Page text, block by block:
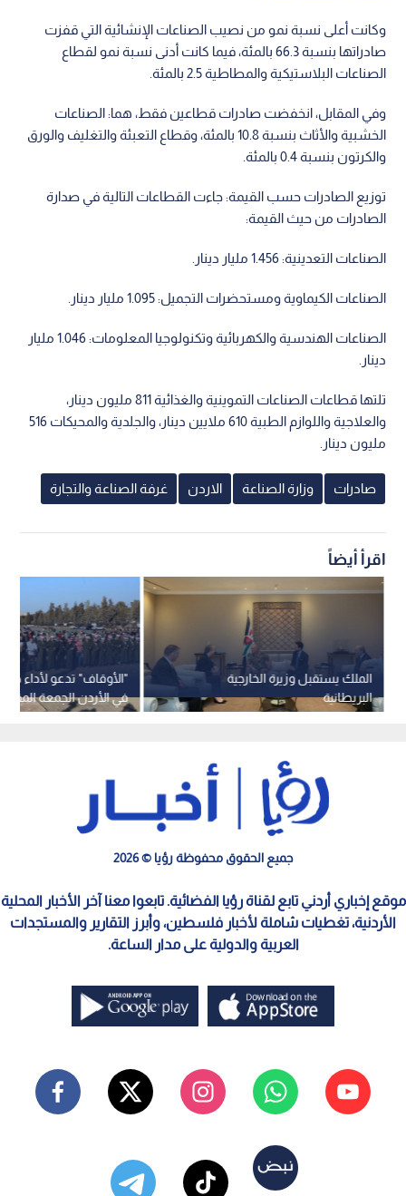
وكانت أعلى نسبة نمو من نصيب الصناعات الإنشائية التي قفزت
صادراتها بنسبة 66.3 بالمئة، فيما كانت أدنى نسبة نمو لقطاع
الصناعات البلاستيكية والمطاطية 2.5 بالمئة.
وفي المقابل، انخفضت صادرات قطاعين فقط، هما: الصناعات
الخشبية والأثاث بنسبة 10.8 بالمئة، وقطاع التعبئة والتغليف والورق
والكرتون بنسبة 0.4 بالمئة.
توزيع الصادرات حسب القيمة: جاءت القطاعات التالية في صدارة
الصادرات من حيث القيمة:
الصناعات التعدينية: 1.456 مليار دينار.
الصناعات الكيماوية ومستحضرات التجميل: 1.095 مليار دينار.
الصناعات الهندسية والكهربائية وتكنولوجيا المعلومات: 1.046 مليار
دينار.
تلتها قطاعات الصناعات التموينية والغذائية 811 مليون دينار،
والعلاجية واللوازم الطبية 610 ملايين دينار، والجلدية والمحيكات 516
مليون دينار.
صادرات وزارة الصناعة الاردن غرفة الصناعة والتجارة
اقرأ أيضاً
"الأوقاف" تدعو لأداء
في الأردن الجمعة المقبلة
الملك يستقبل وزيرة الخارجية
البريطانية
جميع الحقوق محفوظة رؤيا © 2026
موقع إخباري أردني تابع لقناة رؤيا الفضائية. تابعوا معنا آخر الأخبار المحلية
الأردنية، تغطيات شاملة لأخبار فلسطين، وأبرز التقارير والمستجدات
العربية والدولية على مدار الساعة.